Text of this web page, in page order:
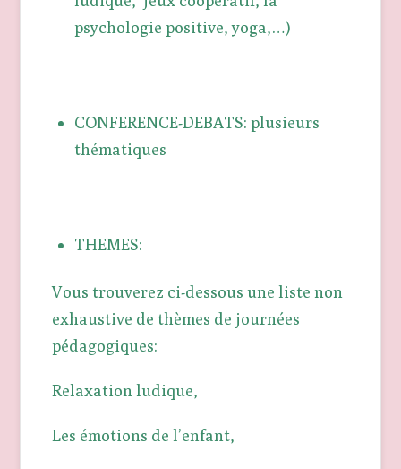
psychologie positive, yoga,…)
CONFERENCE-DEBATS: plusieurs
thématiques
THEMES:
Vous trouverez ci-dessous une liste non
exhaustive de thèmes de journées
pédagogiques:
Relaxation ludique,
Les émotions de l’enfant,